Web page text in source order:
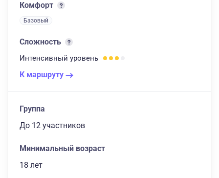
Комфорт
Базовый
Сложность
Интенсивный уровень
К маршруту
Группа
до 12 участников
Минимальный возраст
18 лет